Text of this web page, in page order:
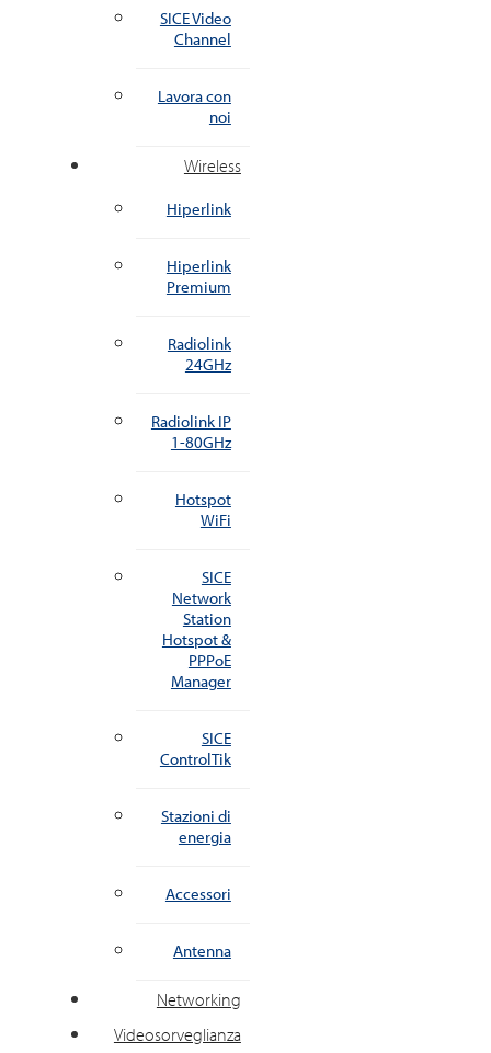
SICE Video
Channel
Lavora con
noi
Wireless
Hiperlink
Hiperlink
Premium
Radiolink
24GHz
Radiolink IP
1-80GHz
Hotspot
WiFi
SICE
Network
Station
Hotspot &
PPPoE
Manager
SICE
ControlTik
Stazioni di
energia
Accessori
Antenna
Networking
Videosorveglianza